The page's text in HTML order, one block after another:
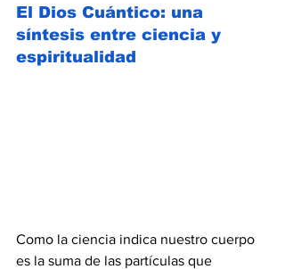
El Dios Cuántico: una
síntesis entre ciencia y
espiritualidad
Como la ciencia indica nuestro cuerpo
es la suma de las partículas que